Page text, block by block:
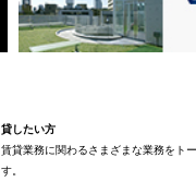
貸したい方
賃貸業務に関わるさまざまな業務をト
す。